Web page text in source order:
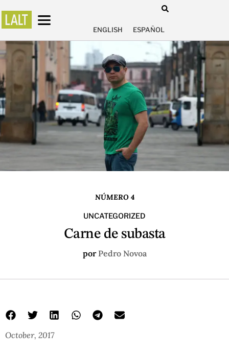
ENGLISH ESPAÑOL
NÚMERO 4
UNCATEGORIZED
Carne de subasta
por Pedro Novoa
October, 2017